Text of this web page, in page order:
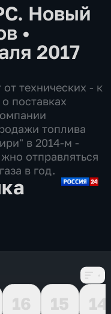
Новый
•
2017
технических - к
поставках
топлива
в 2014-м -
отправляться
в год.
16 15
14